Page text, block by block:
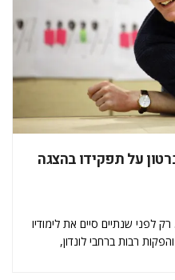
על תפקידו בהצגה
לפני שנתיים סיים את לימודיו
רבות ברחבי לונדון,